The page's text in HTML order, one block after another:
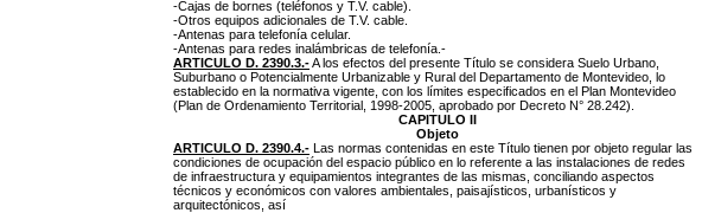
-Cajas de bornes (teléfonos y T.V. cable).
-Otros equipos adicionales de T.V. cable.
-Antenas para telefonía celular.
-Antenas para redes inalámbricas de telefonía.-
ARTICULO D. 2390.3.-A los efectos del presente Título se considera Suelo Urbano,
Suburbano o Potencialmente Urbanizable y Rural del Departamento de Montevideo, lo
establecido en la normativa vigente, con los límites especificados en el Plan Montevideo
(Plan de Ordenamiento Territorial, 1998-2005, aprobado por Decreto N° 28.242).
CAPITULO II
Objeto
ARTICULO D. 2390.4.- Las normas contenidas en este Título tienen por objeto regular las
condiciones de ocupación del espacio público en lo referente a las instalaciones de redes
de infraestructura y equipamientos integrantes de las mismas, conciliando aspectos
técnicos y económicos con valores ambientales, paisajísticos, urbanísticos y
arquitectónicos, así